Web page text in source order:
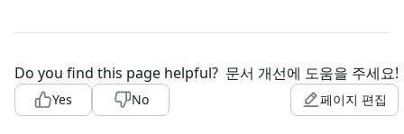
Do you find this page helpful?
Yes No
문서 개선에 도움을 주세요!
페이지 편집